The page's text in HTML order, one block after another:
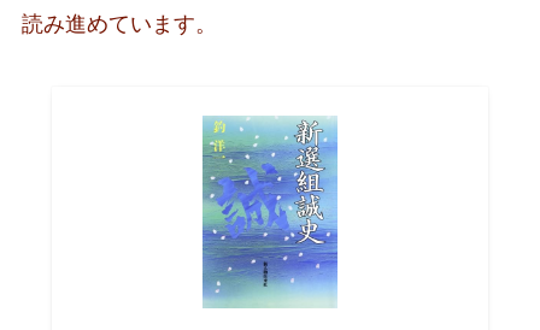
読み進めています。